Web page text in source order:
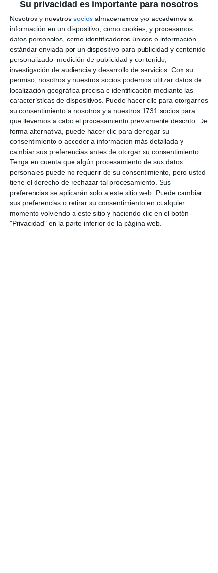
Su privacidad es importante para nosotros
Nosotros y nuestros socios almacenamos y/o accedemos a
información en un dispositivo, como cookies, y procesamos
datos personales, como identificadores únicos e información
estándar enviada por un dispositivo para publicidad y contenido
personalizado, medición de publicidad y contenido,
investigación de audiencia y desarrollo de servicios. Con su
permiso, nosotros y nuestros socios podemos utilizar datos de
localización geográfica precisa e identificación mediante las
características de dispositivos. Puede hacer clic para otorgarnos
su consentimiento a nosotros y a nuestros 1731 socios para
que llevemos a cabo el procesamiento previamente descrito. De
forma alternativa, puede hacer clic para denegar su
consentimiento o acceder a información más detallada y
cambiar sus preferencias antes de otorgar su consentimiento.
Tenga en cuenta que algún procesamiento de sus datos
personales puede no requerir de su consentimiento, pero usted
tiene el derecho de rechazar tal procesamiento. Sus
preferencias se aplicarán solo a este sitio web. Puede cambiar
sus preferencias o retirar su consentimiento en cualquier
momento volviendo a este sitio y haciendo clic en el botón
"Privacidad" en la parte inferior de la página web.